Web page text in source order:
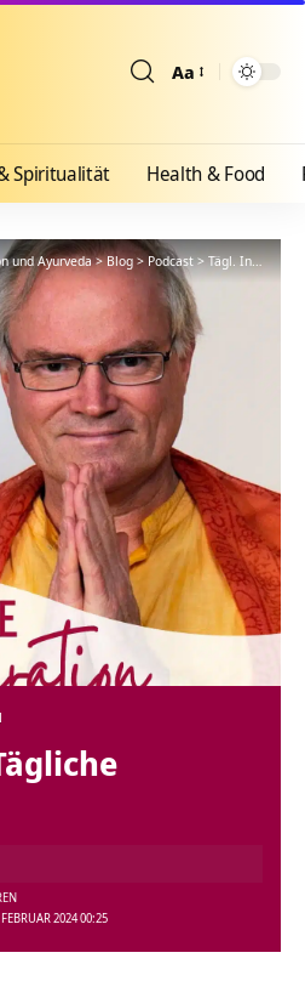
Aa
Spiritualität Health & Food
und Ayurveda>Blog>Podcast>Tägl. Inspiration
2024 00:25